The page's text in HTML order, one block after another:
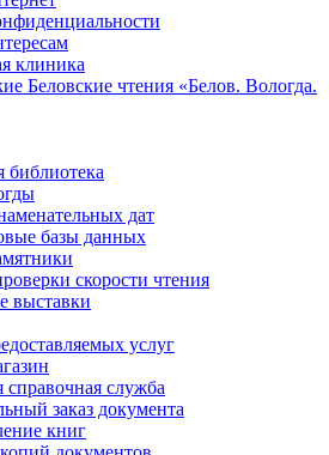
клиника
Беловские чтения «Белов. Вологда.
библиотека
дат
базы данных
скорости чтения
выставки
услуг
справочная служба
заказ документа
книг